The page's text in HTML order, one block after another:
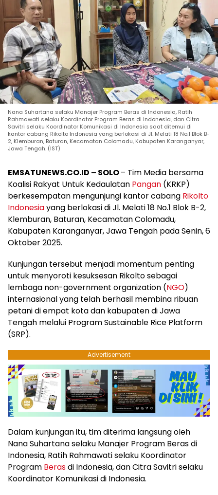
Nana Suhartana selaku Manajer Program Beras di Indonesia, Ratih
Rahmawati selaku Koordinator Program Beras di Indonesia, dan Citra
Savitri selaku Koordinator Komunikasi di Indonesia saat ditemui di
kantor cabang Rikolto Indonesia yang berlokasi di Jl. Melati 18 No.1 Blok B-
2, Klemburan, Baturan, Kecamatan Colomadu, Kabupaten Karanganyar,
Jawa Tengah. (IST)
EMSATUNEWS.CO.ID – SOLO– Tim Media bersama
Koalisi Rakyat Untuk Kedaulatan Pangan (KRKP)
berkesempatan mengunjungi kantor cabang Rikolto
Indonesiayang berlokasi di Jl. Melati 18 No.1 Blok B-2,
Klemburan, Baturan, Kecamatan Colomadu,
Kabupaten Karanganyar, Jawa Tengah pada Senin, 6
Oktober 2025.
Kunjungan tersebut menjadi momentum penting
untuk menyoroti kesuksesan Rikolto sebagai
lembaga non-government organization (NGO)
internasional yang telah berhasil membina ribuan
petani di empat kota dan kabupaten di Jawa
Tengah melalui Program Sustainable Rice Platform
(SRP).
Advertisement
Dalam kunjungan itu, tim diterima langsung oleh
Nana Suhartana selaku Manajer Program Beras di
Indonesia, Ratih Rahmawati selaku Koordinator
Program Berasdi Indonesia, dan Citra Savitri selaku
Koordinator Komunikasi di Indonesia.